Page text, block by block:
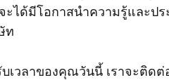
ะได้มีโอกาสนำความรู้และ
ท
เวลาของคุณวันนี้ เราจะติด